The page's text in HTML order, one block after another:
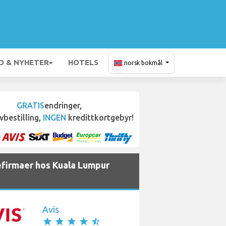
& NYHETER HOTELS norsk bokmål
GRATISendringer,
INGEN kredittkortgebyr!
hos Kuala Lumpur
Avis
star star star star star_half